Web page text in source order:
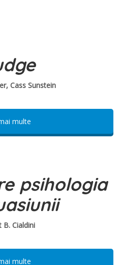
Cass Sunstein
multe
psihologia
B. Cialdini
multe